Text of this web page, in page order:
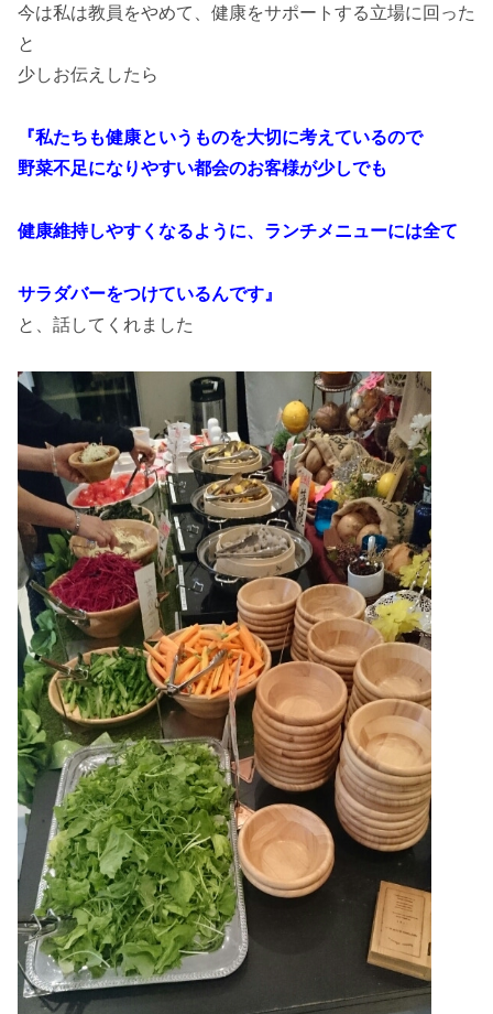
今は私は教員をやめて、健康をサポートする立場に回った
と
少しお伝えしたら
『私たちも健康というものを大切に考えているので
野菜不足になりやすい都会のお客様が少しでも
健康維持しやすくなるように、ランチメニューには全て
サラダバーをつけているんです』
と、話してくれました